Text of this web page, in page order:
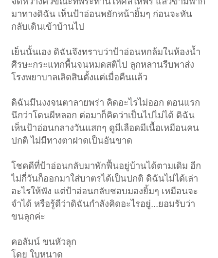
มาทางดิฉัน เห็นป้าอ่อนพยักหน้ายิ้มๆ ก่อนจะหัน
กลับเดินเข้าบ้านไป
เย็นนั้นเอง ดิฉันจึงทราบว่าป้าอ่อนหกล้มในห้องน้ำ
ศีรษะกระแทกพื้นจนหมดสติไป ลูกหลานรีบพาส่ง
โรงพยาบาลเลิดสินตั้งแต่เมื่อคืนแล้ว
ดิฉันมึนงงจนตาลายพร่า คิดอะไรไม่ออก ตอนแรก
นึกว่าโดนผีหลอก ต่อมาก็คิดว่าเป็นไปไม่ได้ ดิฉัน
เห็นป้าอ่อนกลางวันแสกๆ ดูมีเลือดมีเนื้อเหมือนคน
ปกติ ไม่มีทางตาฝาดเป็นอันขาด
โชคดีที่ป้าอ่อนกลับมาพักฟื้นอยู่บ้านได้ตามเดิม อีก
ไม่กี่วันก็ออกมาใส่บาตรได้เป็นปกติ ดิฉันไม่ได้เล่า
อะไรให้ฟัง แต่ป้าอ่อนกลับชอบมองยิ้มๆ เหมือนจะ
จำได้ หรือรู้ดีว่าดิฉันกำลังคิดอะไรอยู่...ยอมรับว่า
ขนลุกค่ะ
คอลัมน์ ขนหัวลุก
โดย ใบหนาด